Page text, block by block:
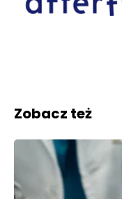
Zobacz też